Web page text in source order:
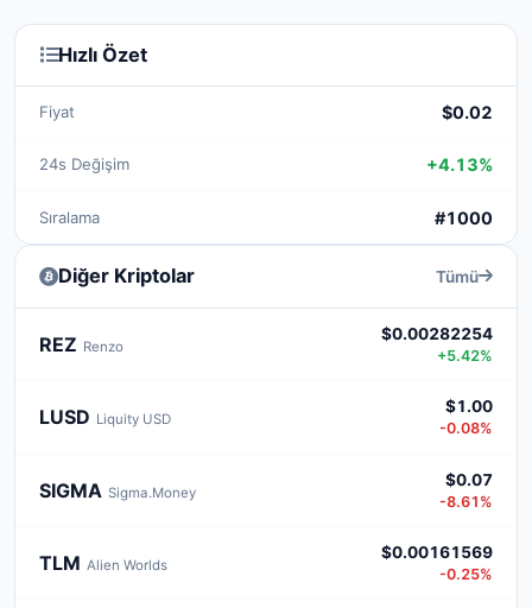
Hızlı Özet
Fiyat $0.02
24s Değişim +4.13%
Sıralama #1000
Diğer Kriptolar Tümü
REZ Renzo
$0.00282254
+5.42%
LUSD Liquity USD
$1.00
-0.08%
SIGMA Sigma.Money
$0.07
-8.61%
TLM Alien Worlds
$0.00161569
-0.25%